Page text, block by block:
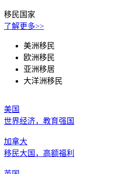
移民国家
了解更多>>
美洲移民
欧洲移民
亚洲移居
大洋洲移民
美国
世界经济，教育强国
加拿大
移民大国，高额福利